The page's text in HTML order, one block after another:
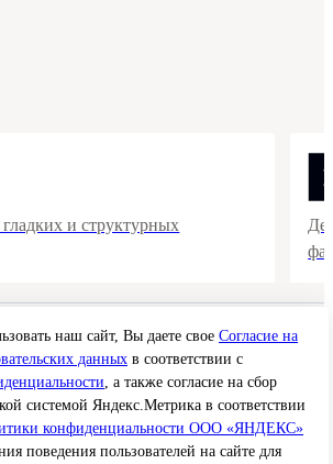
и структурных
© 2026 Interra Deco Group
конфиденциальности
на обработку персональных данных
Публичная оферта
Карта сайта
сайта —
наш сайт, Вы даете свое Согласие на
данных в соответствии с
, а также согласие на сбор
системой Яндекс.Метрика в соответствии
конфиденциальности ООО «ЯНДЕКС»
поведения пользователей на сайте для